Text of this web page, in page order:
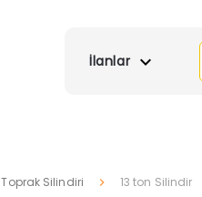
İlanlar
Toprak Silindiri 13 ton Silindir